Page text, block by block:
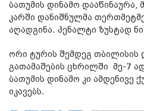
ბათუმის დინამო დააწინაურა,
კარში დანიშნულმა
აღადგინა. პენალტი ზუსტად
ორი ტურის შემდეგ თბილისის
გათამაშების ცხრილში მე-7
ბათუმის დინამო კი ამდენივე
იკავებს.